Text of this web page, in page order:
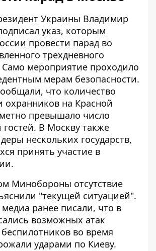
Украины Владимир
указ, которым
провести парад во
трехдневного
Само мероприятие проходило
мерам безопасности.
что количество
охранников на Красной
превышало число
гостей. В Москву также
нескольких государств,
принять участие в
Минобороны отсутствие
"текущей ситуацией".
ранее писали, что в
возможных атак
во время
ударами по Киеву.